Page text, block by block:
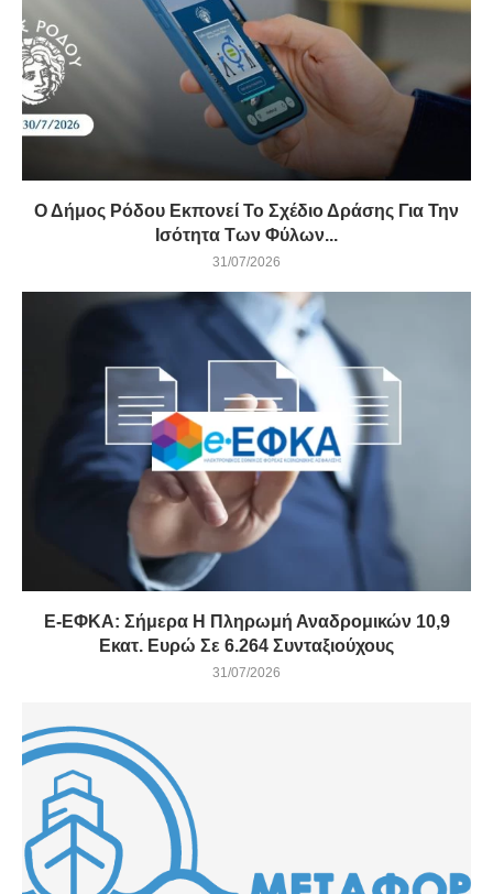
Ο Δήμος Ρόδου Εκπονεί Το Σχέδιο Δράσης Για Την
Ισότητα Των Φύλων...
31/07/2026
E-ΕΦΚΑ: Σήμερα Η Πληρωμή Αναδρομικών 10,9
Εκατ. Ευρώ Σε 6.264 Συνταξιούχους
31/07/2026